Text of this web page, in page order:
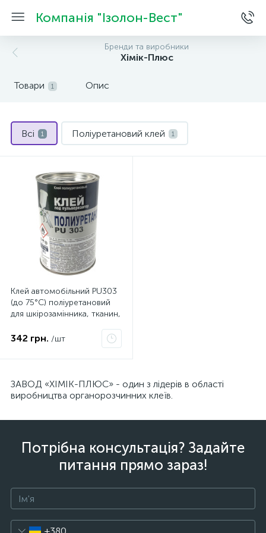
Компанія "Ізолон-Вест"
Бренди та виробники
Хімік-Плюс
Товари 1 Опис
Всі 1 Поліуретановий клей 1
Клей автомобільний PU303
(до 75°C) поліуретановий
для шкірозамінника, тканин,
342 грн. /шт
ЗАВОД «ХІМІК-ПЛЮС» - один з лідерів в області
виробництва органорозчинних клеїв.
Потрібна консультація? Задайте
питання прямо зараз!
+380